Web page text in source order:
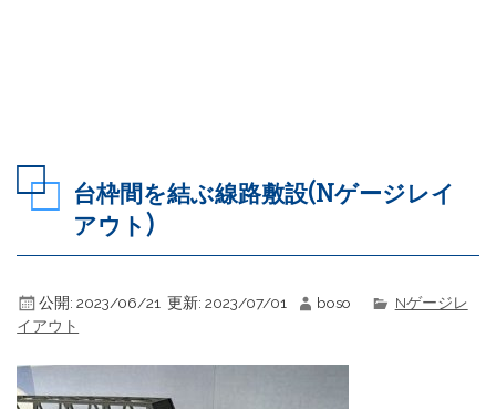
台枠間を結ぶ線路敷設(Nゲージレイ
アウト)
公開: 2023/06/21 更新: 2023/07/01 boso
Nゲージレ
イアウト